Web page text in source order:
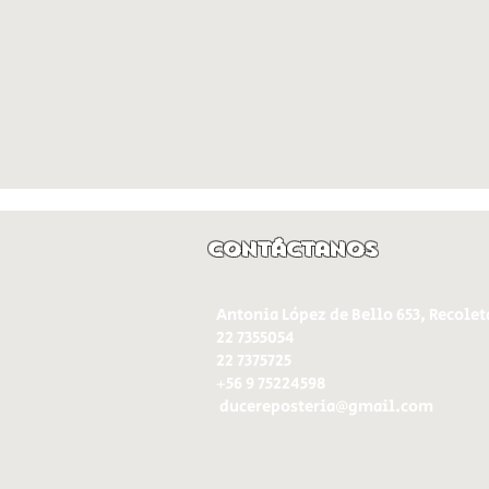
Contáctanos
Antonia López de Bello 653,
22 7355054
22 7375725
+56 9 75224598
ducereposteria@gmail.com